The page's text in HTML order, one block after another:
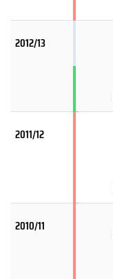
2012/13
2011/12
2010/11